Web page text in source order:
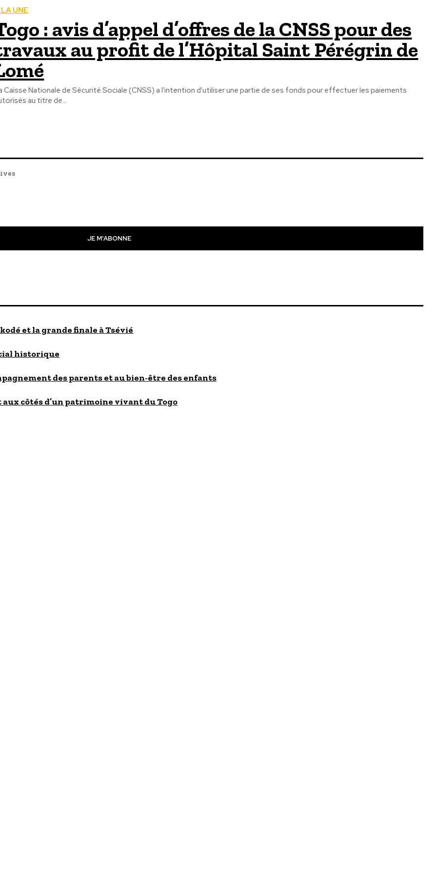
UNE
: avis d’appel d’offres de la CNSS pour des
au profit de l’Hôpital Saint Pérégrin de
Caisse Nationale de Sécurité Sociale (CNSS) a l'intention d'utiliser une partie de ses fonds pour effectuer les paiements
au titre de...
JE M'ABONNE
et la grande finale à Tsévié
historique
des parents et au bien-être des enfants
aux côtés d’un patrimoine vivant du Togo